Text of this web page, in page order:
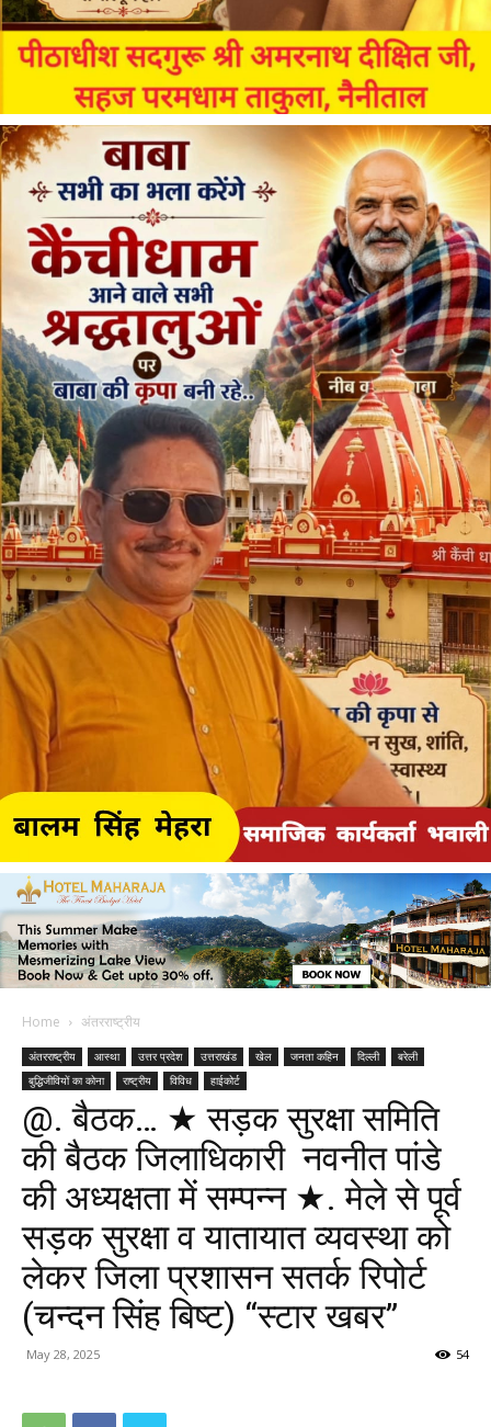
Home अंतरराष्ट्रीय
अंतरराष्ट्रीय आस्था उत्तर प्रदेश उत्तराखंड खेल जनता कहिन दिल्ली
बरेली
बुद्धिजीवियों का कोना
राष्ट्रीय विविध हाईकोर्ट
@. बैठक… ★ सड़क सुरक्षा समिति
की बैठक जिलाधिकारी नवनीत पांडे
की अध्यक्षता में सम्पन्न ★. मेले से पूर्व
सड़क सुरक्षा व यातायात व्यवस्था को
लेकर जिला प्रशासन सतर्क रिपोर्ट
(चन्दन सिंह बिष्ट) “स्टार खबर”
May 28, 2025 54